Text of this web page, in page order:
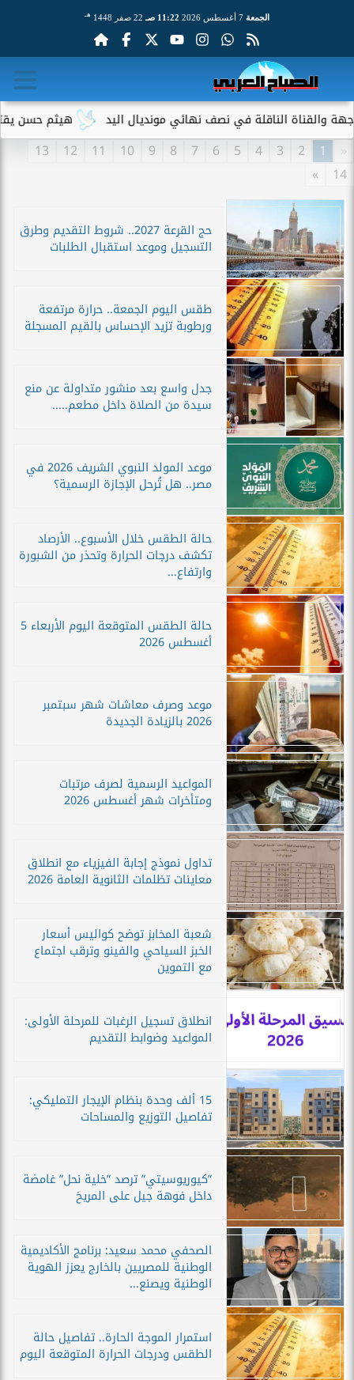
الجمعة 11:22 صـ 22 صفر 1448 هـ
هيثم حسن يقترب من الناقلة في نصف نهائي مونديال اليدالأخبار
«
1
2
3
4
5
6
7
8
9
10
11
12
13
14
»
حج القرعة 2027.. شروط التقديم وطرق
التسجيل وموعد استقبال الطلبات
طقس اليوم الجمعة.. حرارة مرتفعة
ورطوبة تزيد الإحساس بالقيم المسجلة
جدل واسع بعد منشور متداولة عن منع
سيدة من الصلاة داخل مطعم.....
موعد المولد النبوي الشريف 2026 في
مصر.. هل تُرحل الإجازة الرسمية؟
حالة الطقس خلال الأسبوع.. الأرصاد
تكشف درجات الحرارة وتحذر من الشبورة
وارتفاع...
حالة الطقس المتوقعة اليوم الأربعاء 5
أغسطس 2026
موعد وصرف معاشات شهر سبتمبر
2026 بالزيادة الجديدة
المواعيد الرسمية لصرف مرتبات
ومتأخرات شهر أغسطس 2026
تداول نموذج إجابة الفيزياء مع انطلاق
معاينات تظلمات الثانوية العامة 2026
شعبة المخابز توضح كواليس أسعار
الخبز السياحي والفينو وترقب اجتماع
مع التموين
انطلاق تسجيل الرغبات للمرحلة الأولى:
المواعيد وضوابط التقديم
15 ألف وحدة بنظام الإيجار التمليكي:
تفاصيل التوزيع والمساحات
”كيوريوسيتي” ترصد ”خلية نحل” غامضة
داخل فوهة جيل على المريخ
الصحفي محمد سعيد: برنامج الأكاديمية
الوطنية للمصريين بالخارج يعزز الهوية
الوطنية ويصنع...
استمرار الموجة الحارة.. تفاصيل حالة
الطقس ودرجات الحرارة المتوقعة اليوم